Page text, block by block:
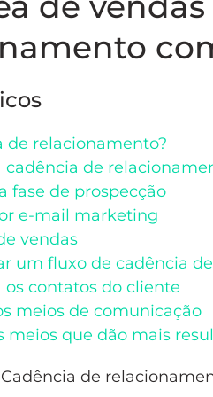
de relacionamento?
de
fase de prospecção
e-mail marketing
vendas
um fluxo de cadência
contatos do cliente
meios de comunicação
meios que dão mais
Cadência de